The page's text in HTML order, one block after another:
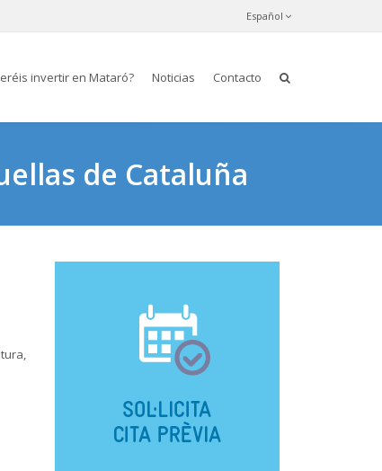
Español
invertir en Mataró? Noticias Contacto
de Cataluña